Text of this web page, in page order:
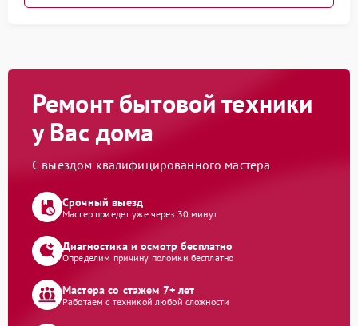
Ремонт бытовой техники
у Вас дома
С выездом квалифицированного мастера
Срочный выезд
Мастер приедет уже через 30 минут
Диагностика и осмотр бесплатно
Определим причину поломки бесплатно
Мастера со стажем 7+ лет
Работаем с техникой любой сложности